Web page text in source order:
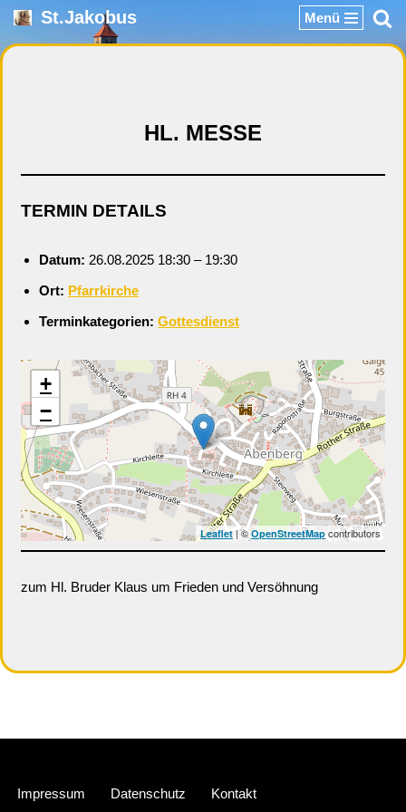
Zum
St.Jakobus Menü
HL. MESSE
TERMIN DETAILS
Datum: 26.08.2025 18:30 – 19:30
Ort: Pfarrkirche
Terminkategorien: Gottesdienst
+
−
Leaflet| © OpenStreetMapcontributors
zum Hl. Bruder Klaus um Frieden und Versöhnung
Impressum Datenschutz Kontakt